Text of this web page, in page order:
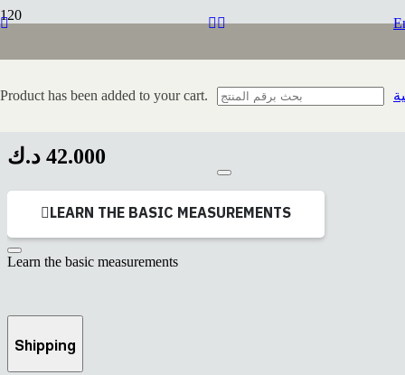
Product has been added to your cart.
B490
42.000 د.ك
LEARN THE BASIC MEASUREMENTS
Learn the basic measurements
Shipping